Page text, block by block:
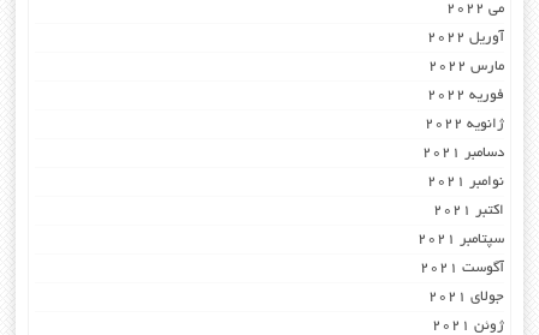
می 2022
آوریل 2022
مارس 2022
فوریه 2022
ژانویه 2022
دسامبر 2021
نوامبر 2021
اکتبر 2021
سپتامبر 2021
آگوست 2021
جولای 2021
ژوئن 2021